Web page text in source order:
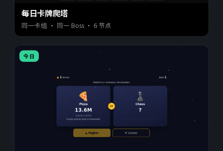
每日卡牌爬塔
同一卡组 · 同一 Boss · 6 节点
今日